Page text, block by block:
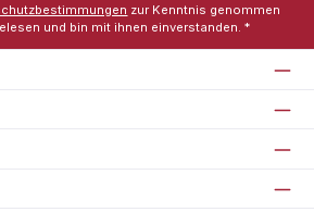
zur Kenntnis genommen
und bin mit ihnen einverstanden. *